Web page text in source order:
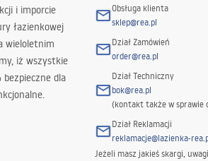
i imporcie
łazienkowej
wieloletnim
iż wszystkie
dla
Obsługa klienta
sklep@rea.pl
Dział Zamówień
order@rea.pl
Dział Techniczny
bok@rea.pl
(kontakt także w sprawie
Dział Reklamacji
reklamacje@lazienka-
Jeżeli masz jakieś skargi,